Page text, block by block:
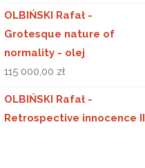
OLBIŃSKI Rafał -
Grotesque nature of
normality - olej
115 000,00 zł
OLBIŃSKI Rafał -
Retrospective innocence II